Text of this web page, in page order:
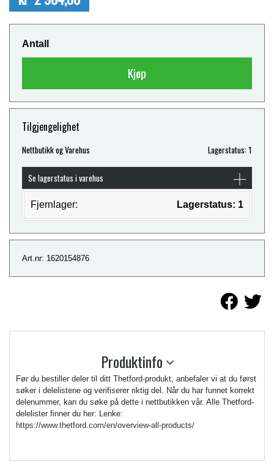
Antall
Kjøp
Tilgjengelighet
Nettbutikk og Varehus Lagerstatus: 1
Se lagerstatus i varehus
Fjernlager: Lagerstatus: 1
Art.nr: 1620154876
Produktinfo
Før du bestiller deler til ditt Thetford-produkt, anbefaler vi at du først
søker i delelistene og verifiserer riktig del. Når du har funnet korrekt
delenummer, kan du søke på dette i nettbutikken vår. Alle Thetford-
delelister finner du her: Lenke:
https://www.thetford.com/en/overview-all-products/